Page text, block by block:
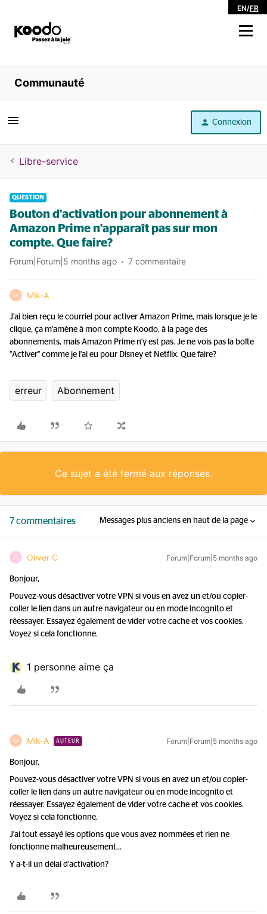
EN/FR
Magasiner
Libre service
Aide
Communauté
Connexion
Libre-service
QUESTION
Bouton d'activation pour abonnement à
Amazon Prime n'apparaît pas sur mon
compte. Que faire?
Forum|Forum|5 months ago 7 commentaire
M Mik-A
J'ai bien reçu le courriel pour activer Amazon Prime, mais lorsque je le
clique, ça m'amène à mon compte Koodo, à la page des
abonnements, mais Amazon Prime n'y est pas. Je ne vois pas la boîte
"Activer" comme je l'ai eu pour Disney et Netflix. Que faire?
erreur Abonnement
Ce sujet a été fermé aux réponses.
7 commentaires Messages plus anciens en haut de la page
O Oliver C Forum|Forum|5 months ago
Bonjour,
Pouvez-vous désactiver votre VPN si vous en avez un et/ou copier-
coller le lien dans un autre navigateur ou en mode incognito et
réessayer. Essayez également de vider votre cache et vos cookies.
Voyez si cela fonctionne.
1 personne aime ça
M Mik-A AUTEUR Forum|Forum|5 months ago
Bonjour,
Pouvez-vous désactiver votre VPN si vous en avez un et/ou copier-
coller le lien dans un autre navigateur ou en mode incognito et
réessayer. Essayez également de vider votre cache et vos cookies.
Voyez si cela fonctionne.
J’ai tout essayé les options que vous avez nommées et rien ne
fonctionne malheureusement…
Y a-t-il un délai d’activation?